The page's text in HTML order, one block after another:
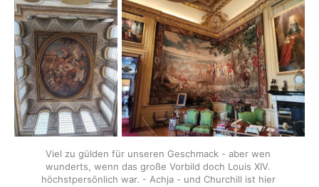
Viel zu gülden für unseren Geschmack - aber wen
wunderts, wenn das große Vorbild doch Louis XIV.
höchstpersönlich war. - Achja - und Churchill ist hier